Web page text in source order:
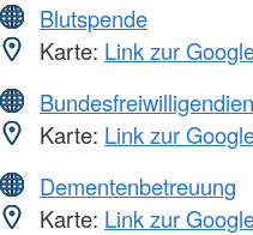
Blutspende
Karte: Link zur
Karte: Link zur
Dementenbetreuung
Karte: Link zur